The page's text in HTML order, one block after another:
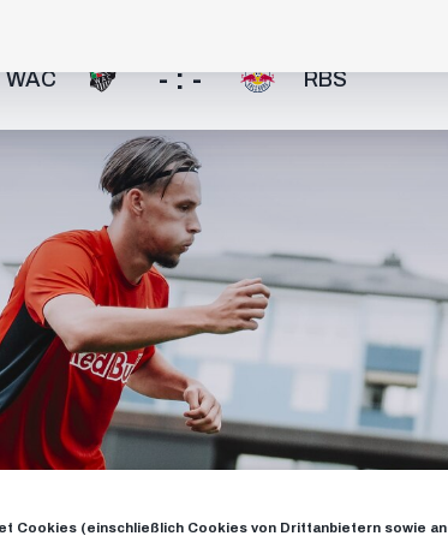
WAC - : - RBS
Cookies (einschließlich Cookies von Drittanbietern sowie